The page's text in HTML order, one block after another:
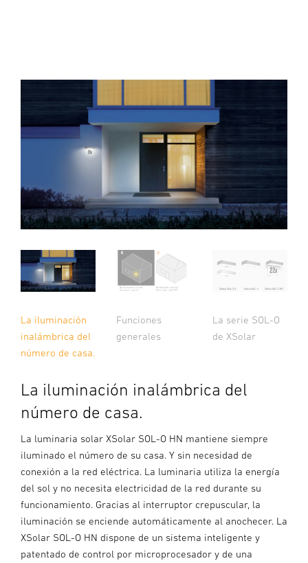
La iluminación
inalámbrica del
número de casa.
Funciones
generales
La serie SOL-O
de XSolar
La iluminación inalámbrica del
número de casa.
La luminaria solar XSolar SOL-O HN mantiene siempre
iluminado el número de su casa. Y sin necesidad de
conexión a la red eléctrica. La luminaria utiliza la energía
del sol y no necesita electricidad de la red durante su
funcionamiento. Gracias al interruptor crepuscular, la
iluminación se enciende automáticamente al anochecer. La
XSolar SOL-O HN dispone de un sistema inteligente y
patentado de control por microprocesador y de una